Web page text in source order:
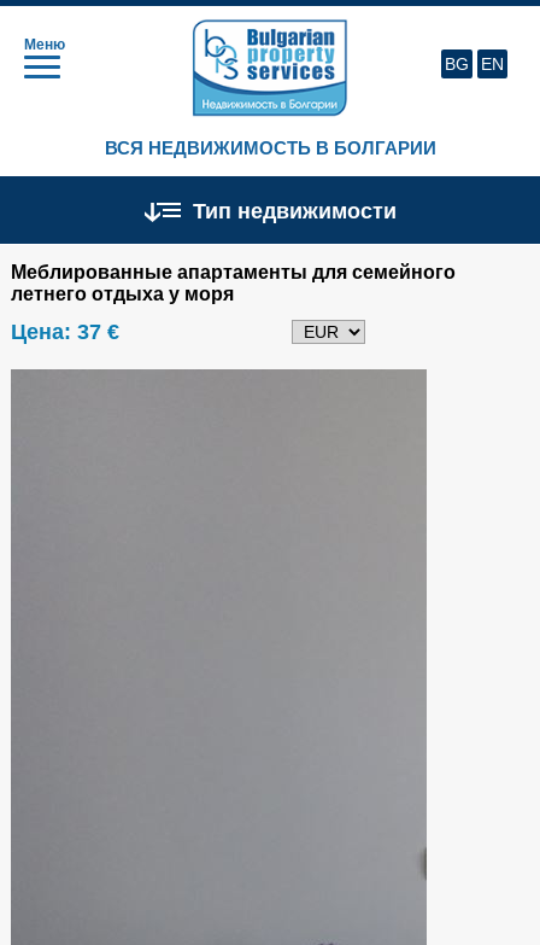
Меню
ВСЯ НЕДВИЖИМОСТЬ В БОЛГАРИИ
BG EN
Тип недвижимости
Меблированные апартаменты для семейного
летнего отдыха у моря
Цена: 37 €